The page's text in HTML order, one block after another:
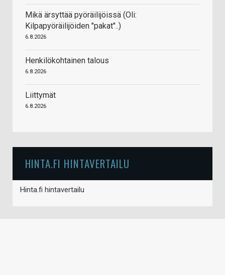
Mikä ärsyttää pyöräilijöissä (Oli:
Kilpapyöräilijöiden "pakat"..)
6.8.2026
Henkilökohtainen talous
6.8.2026
Liittymät
6.8.2026
HINTA.FI HINTAVERTAILU
Hinta.fi hintavertailu